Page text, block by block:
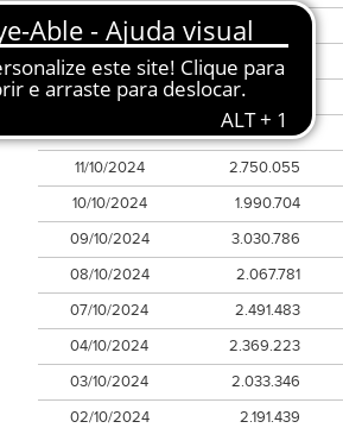
17/10/2024
4.485.160
16/10/2024
2.683.545
15/10/2024
3.196.470
14/10/2024
2.070.976
11/10/2024
2.750.055
10/10/2024
1.990.704
09/10/2024
3.030.786
08/10/2024
2.067.781
07/10/2024
2.491.483
04/10/2024
2.369.223
03/10/2024
2.033.346
02/10/2024
2.191.439